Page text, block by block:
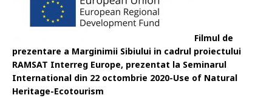
Filmul de
prezentare a Marginimii Sibiului in cadrul proiectului
RAMSAT Interreg Europe, prezentat la Seminarul
International din 22 octombrie 2020-Use of Natural
Heritage-Ecotourism